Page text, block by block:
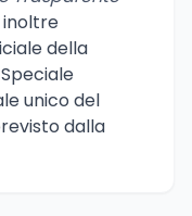
inoltre
della
unico del
dalla